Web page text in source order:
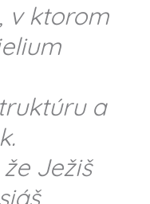
v ktorom
a
Ježiš